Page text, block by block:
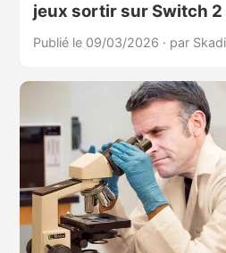
jeux sortir sur Switch
Publié le 09/03/2026 · par Skadi